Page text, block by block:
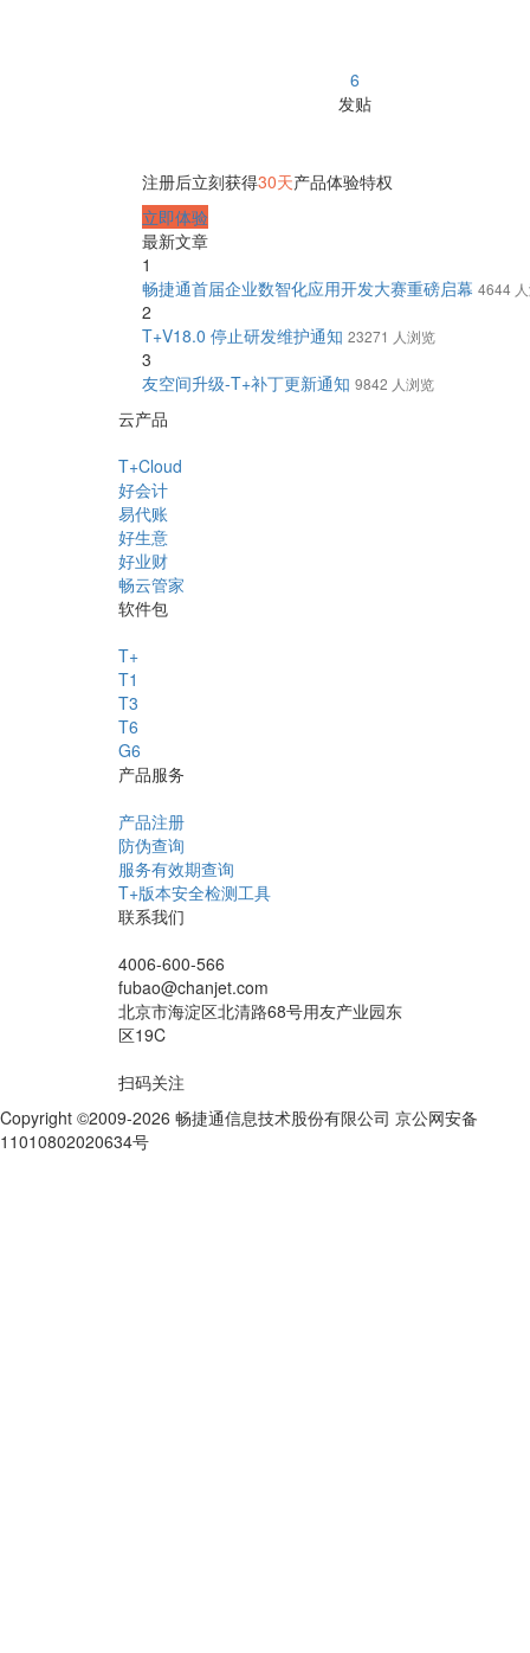
6
发贴
注册后立刻获得30天产品体验特权
立即体验
最新文章
1
畅捷通首届企业数智化应用开发大赛重磅启幕 4644
2
T+V18.0 停止研发维护通知 23271 人浏览
3
友空间升级-T+补丁更新通知 9842 人浏览
云产品
T+Cloud
好会计
易代账
好生意
好业财
畅云管家
软件包
T+
T1
T3
T6
G6
产品服务
产品注册
防伪查询
服务有效期查询
T+版本安全检测工具
联系我们
4006-600-566
fubao@chanjet.com
北京市海淀区北清路68号用友产业园东
区19C
扫码关注
Copyright ©2009-2026 畅捷通信息技术股份有限公司 京公网安备
11010802020634号